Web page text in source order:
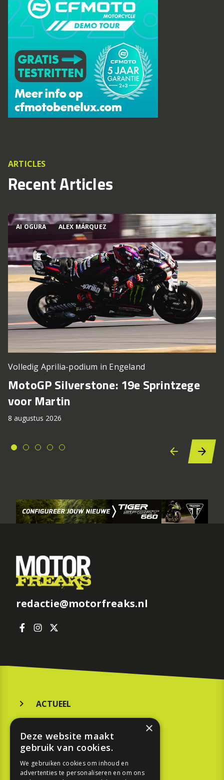
ARTICLES
Recent Articles
AI OGURA ALEX MÁRQUEZ
Volledig Aprilia-podium in Engeland
MotoGP Silverstone: 19e Sprintzege
voor Martin
8 augustus 2026
redactie@motorfreaks.nl
ACTUEEL
KOOPGIDS
TESTEN
×
Deze website maakt
gebruik van cookies.
We gebruiken cookies om inhoud en
advertenties te personaliseren en om ons